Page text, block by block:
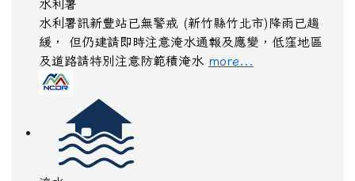
水庫放流
2026-08-09, 12:28
水利署訊石岡壩:(洩洪至大甲溪):調節性放水,影響範
圍:臺中市，石岡區、豐原區、清水區、神岡區、外
埔區、后里區 more...